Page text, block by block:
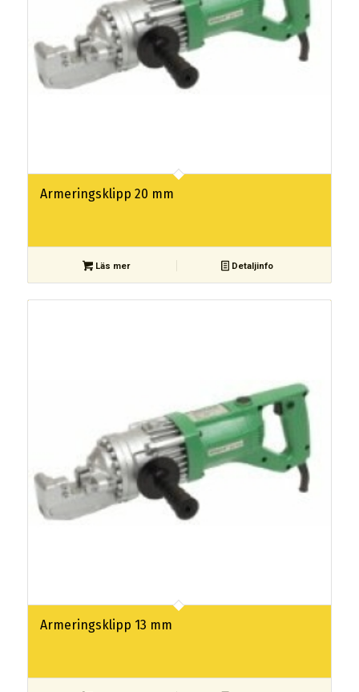
Armeringsklipp 20 mm
Läs mer Detaljinfo
Armeringsklipp 13 mm